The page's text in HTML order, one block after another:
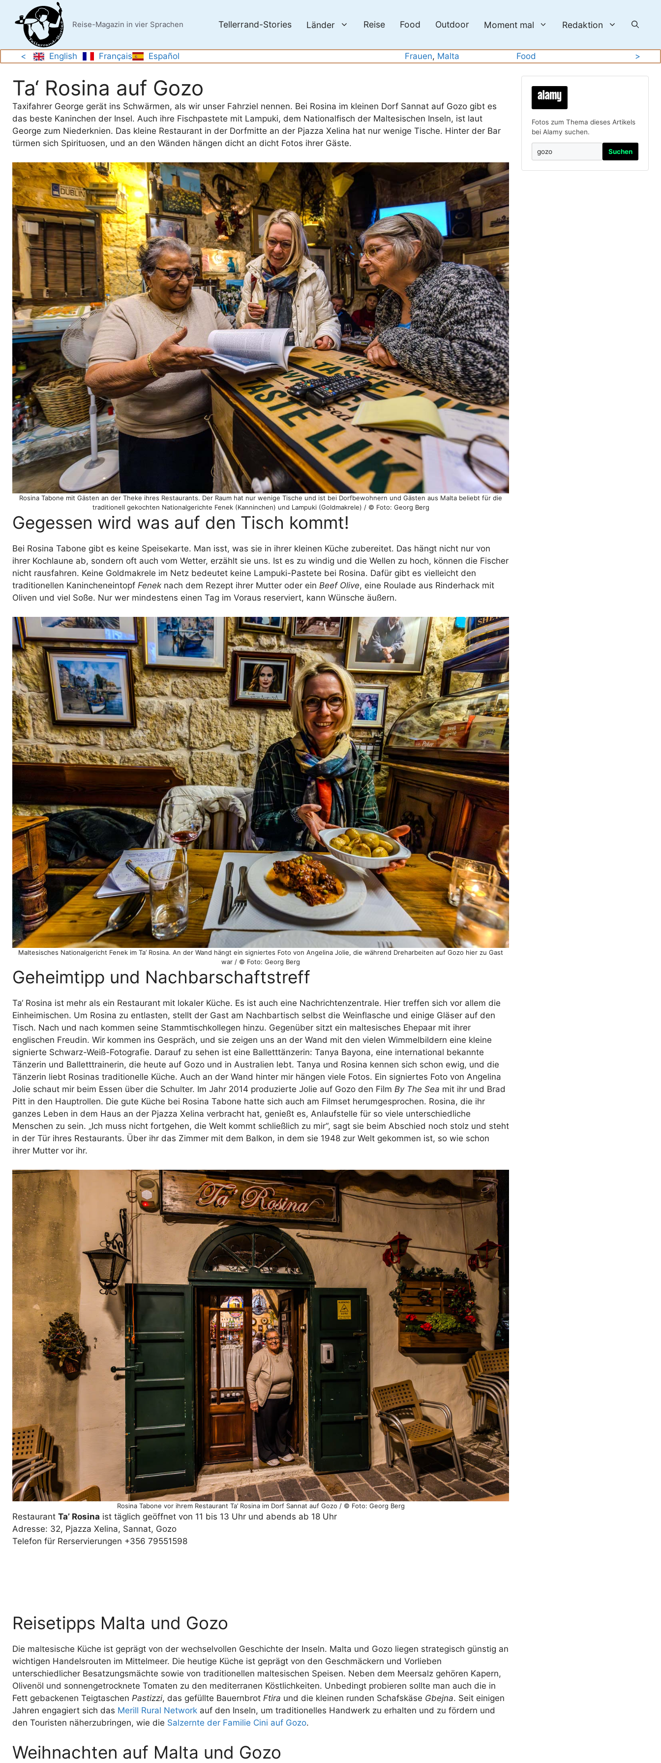
Inhalt
springen
Reise-Magazin in vier Sprachen Tellerrand-Stories Länder Reise Food Outdoor Moment mal Redaktion
< English Français Español Frauen, Malta Food >
Ta‘ Rosina auf Gozo
Taxifahrer George gerät ins Schwärmen, als wir unser Fahrziel nennen. Bei Rosina im kleinen Dorf Sannat auf Gozo gibt es
das beste Kaninchen der Insel. Auch ihre Fischpastete mit Lampuki, dem Nationalfisch der Maltesischen Inseln, ist laut
George zum Niederknien. Das kleine Restaurant in der Dorfmitte an der Pjazza Xelina hat nur wenige Tische. Hinter der Bar
türmen sich Spirituosen, und an den Wänden hängen dicht an dicht Fotos ihrer Gäste.
Rosina Tabone mit Gästen an der Theke ihres Restaurants. Der Raum hat nur wenige Tische und ist bei Dorfbewohnern und Gästen aus Malta beliebt für die
traditionell gekochten Nationalgerichte Fenek (Kanninchen) und Lampuki (Goldmakrele) / © Foto: Georg Berg
Gegessen wird was auf den Tisch kommt!
Bei Rosina Tabone gibt es keine Speisekarte. Man isst, was sie in ihrer kleinen Küche zubereitet. Das hängt nicht nur von
ihrer Kochlaune ab, sondern oft auch vom Wetter, erzählt sie uns. Ist es zu windig und die Wellen zu hoch, können die Fischer
nicht rausfahren. Keine Goldmakrele im Netz bedeutet keine Lampuki-Pastete bei Rosina. Dafür gibt es vielleicht den
traditionellen Kanincheneintopf Fenek nach dem Rezept ihrer Mutter oder ein Beef Olive, eine Roulade aus Rinderhack mit
Oliven und viel Soße. Nur wer mindestens einen Tag im Voraus reserviert, kann Wünsche äußern.
Maltesisches Nationalgericht Fenek im Ta’ Rosina. An der Wand hängt ein signiertes Foto von Angelina Jolie, die während Dreharbeiten auf Gozo hier zu Gast
war / © Foto: Georg Berg
Geheimtipp und Nachbarschaftstreff
Ta‘ Rosina ist mehr als ein Restaurant mit lokaler Küche. Es ist auch eine Nachrichtenzentrale. Hier treffen sich vor allem die
Einheimischen. Um Rosina zu entlasten, stellt der Gast am Nachbartisch selbst die Weinflasche und einige Gläser auf den
Tisch. Nach und nach kommen seine Stammtischkollegen hinzu. Gegenüber sitzt ein maltesisches Ehepaar mit ihrer
englischen Freudin. Wir kommen ins Gespräch, und sie zeigen uns an der Wand mit den vielen Wimmelbildern eine kleine
signierte Schwarz-Weiß-Fotografie. Darauf zu sehen ist eine Balletttänzerin: Tanya Bayona, eine international bekannte
Tänzerin und Balletttrainerin, die heute auf Gozo und in Australien lebt. Tanya und Rosina kennen sich schon ewig, und die
Tänzerin liebt Rosinas traditionelle Küche. Auch an der Wand hinter mir hängen viele Fotos. Ein signiertes Foto von Angelina
Jolie schaut mir beim Essen über die Schulter. Im Jahr 2014 produzierte Jolie auf Gozo den Film By The Sea mit ihr und Brad
Pitt in den Hauptrollen. Die gute Küche bei Rosina Tabone hatte sich auch am Filmset herumgesprochen. Rosina, die ihr
ganzes Leben in dem Haus an der Pjazza Xelina verbracht hat, genießt es, Anlaufstelle für so viele unterschiedliche
Menschen zu sein. „Ich muss nicht fortgehen, die Welt kommt schließlich zu mir“, sagt sie beim Abschied noch stolz und steht
in der Tür ihres Restaurants. Über ihr das Zimmer mit dem Balkon, in dem sie 1948 zur Welt gekommen ist, so wie schon
ihrer Mutter vor ihr.
Rosina Tabone vor ihrem Restaurant Ta’ Rosina im Dorf Sannat auf Gozo / © Foto: Georg Berg
Restaurant Ta’ Rosina ist täglich geöffnet von 11 bis 13 Uhr und abends ab 18 Uhr
Adresse: 32, Pjazza Xelina, Sannat, Gozo
Telefon für Rerservierungen +356 79551598
Reisetipps Malta und Gozo
Die maltesische Küche ist geprägt von der wechselvollen Geschichte der Inseln. Malta und Gozo liegen strategisch günstig an
wichtigen Handelsrouten im Mittelmeer. Die heutige Küche ist geprägt von den Geschmäckern und Vorlieben
unterschiedlicher Besatzungsmächte sowie von traditionellen maltesischen Speisen. Neben dem Meersalz gehören Kapern,
Olivenöl und sonnengetrocknete Tomaten zu den mediterranen Köstlichkeiten. Unbedingt probieren sollte man auch die in
Fett gebackenen Teigtaschen Pastizzi, das gefüllte Bauernbrot Ftira und die kleinen runden Schafskäse Gbejna. Seit einigen
Jahren engagiert sich das Merill Rural Network auf den Inseln, um traditionelles Handwerk zu erhalten und zu fördern und
den Touristen näherzubringen, wie die Salzernte der Familie Cini auf Gozo.
Weihnachten auf Malta und Gozo
Fotos zum Thema dieses Artikels
bei Alamy suchen.
Suchen